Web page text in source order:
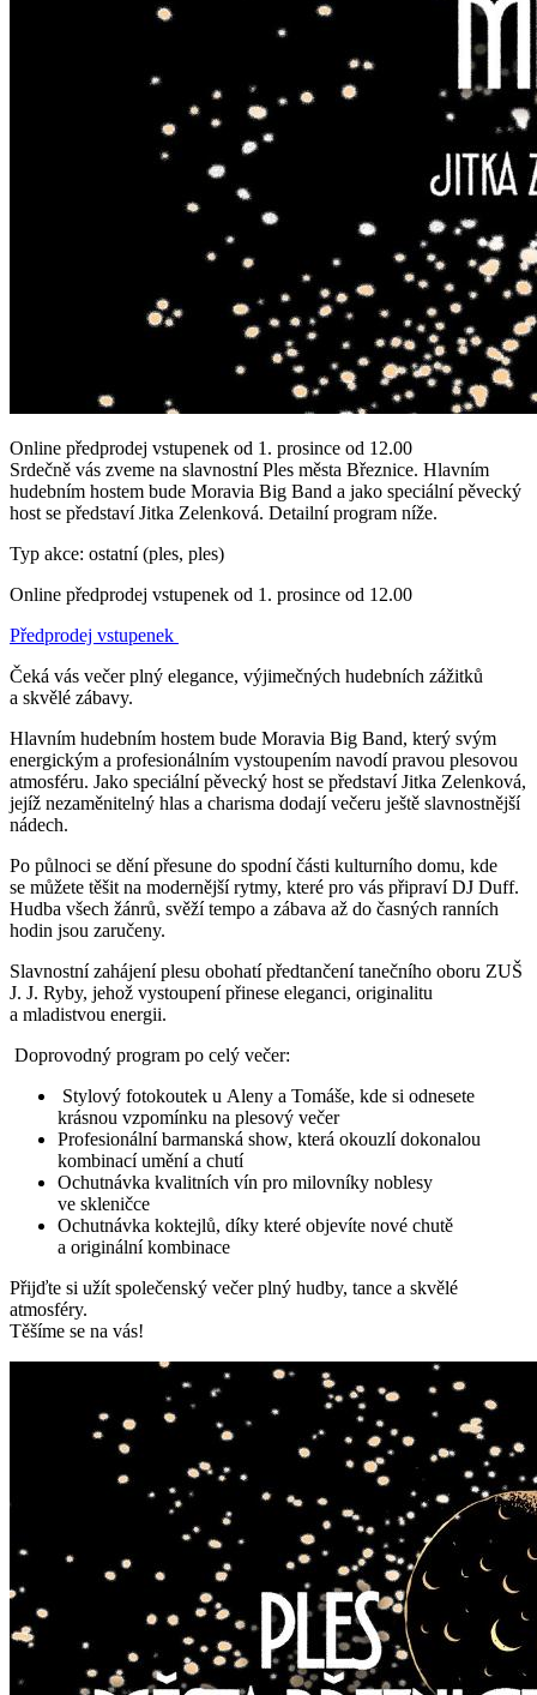
Online předprodej vstupenek od 1. prosince od 12.00
Srdečně vás zveme na slavnostní Ples města Březnice. Hlavním
hudebním hostem bude Moravia Big Band a jako speciální pěvecký
host se představí Jitka Zelenková. Detailní program níže.
Typ akce: ostatní (ples, ples)
Online předprodej vstupenek od 1. prosince od 12.00
Předprodej vstupenek
Čeká vás večer plný elegance, výjimečných hudebních zážitků
a skvělé zábavy.
Hlavním hudebním hostem bude Moravia Big Band, který svým
energickým a profesionálním vystoupením navodí pravou plesovou
atmosféru. Jako speciální pěvecký host se představí Jitka Zelenková,
jejíž nezaměnitelný hlas a charisma dodají večeru ještě slavnostnější
nádech.
Po půlnoci se dění přesune do spodní části kulturního domu, kde
se můžete těšit na modernější rytmy, které pro vás připraví DJ Duff.
Hudba všech žánrů, svěží tempo a zábava až do časných ranních
hodin jsou zaručeny.
Slavnostní zahájení plesu obohatí předtančení tanečního oboru ZUŠ
J. J. Ryby, jehož vystoupení přinese eleganci, originalitu
a mladistvou energii.
Doprovodný program po celý večer:
Stylový fotokoutek u Aleny a Tomáše, kde si odnesete
krásnou vzpomínku na plesový večer
Profesionální barmanská show, která okouzlí dokonalou
kombinací umění a chutí
Ochutnávka kvalitních vín pro milovníky noblesy
ve skleničce
Ochutnávka koktejlů, díky které objevíte nové chutě
a originální kombinace
Přijďte si užít společenský večer plný hudby, tance a skvělé
atmosféry.
Těšíme se na vás!